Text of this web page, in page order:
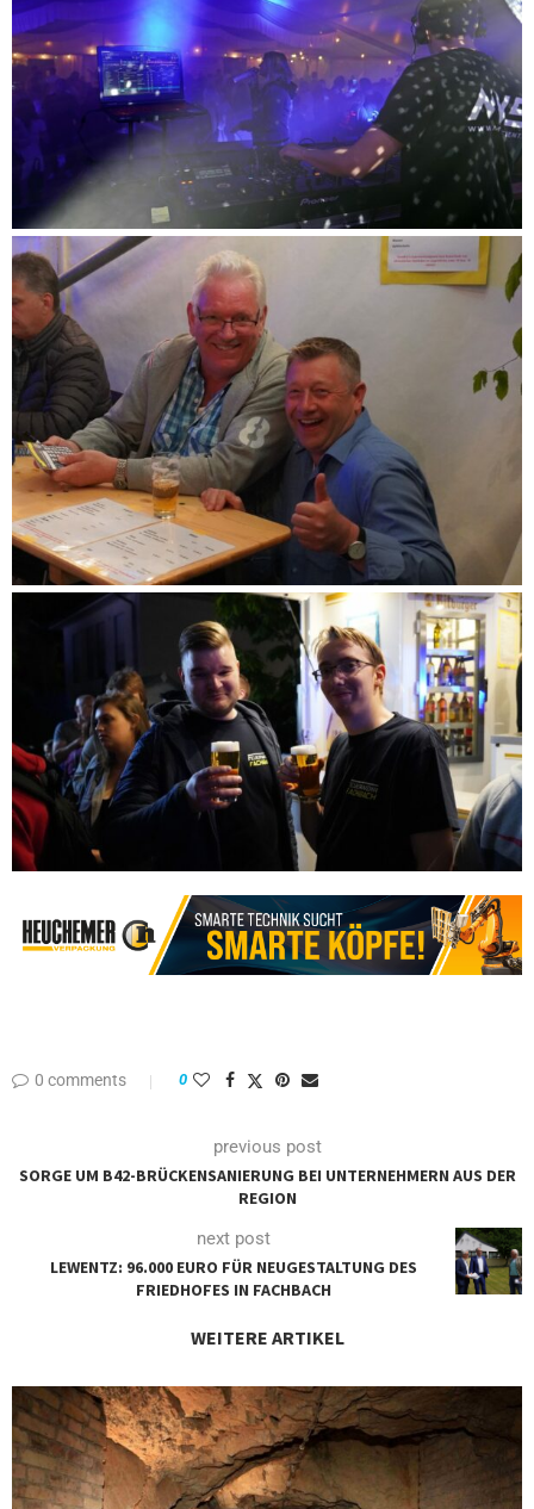
0 comments 0
previous post
SORGE UM B42-BRÜCKENSANIERUNG BEI UNTERNEHMERN AUS DER
REGION
next post
LEWENTZ: 96.000 EURO FÜR NEUGESTALTUNG DES
FRIEDHOFES IN FACHBACH
WEITERE ARTIKEL